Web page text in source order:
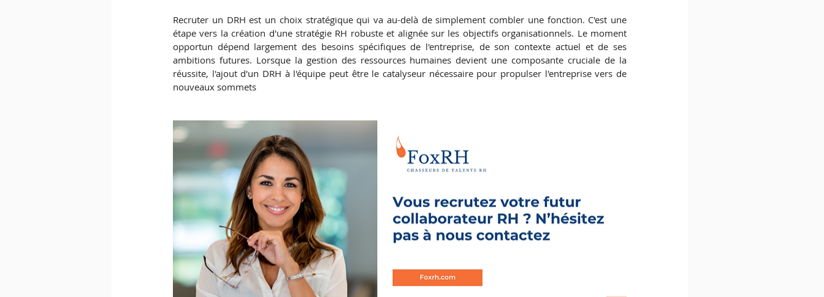
Recruter un DRH est un choix stratégique qui va au-delà de simplement combler une fonction. C'est une
étape vers la création d'une stratégie RH robuste et alignée sur les objectifs organisationnels. Le moment
opportun dépend largement des besoins spécifiques de l'entreprise, de son contexte actuel et de ses
ambitions futures. Lorsque la gestion des ressources humaines devient une composante cruciale de la
réussite, l'ajout d'un DRH à l'équipe peut être le catalyseur nécessaire pour propulser l'entreprise vers de
nouveaux sommets